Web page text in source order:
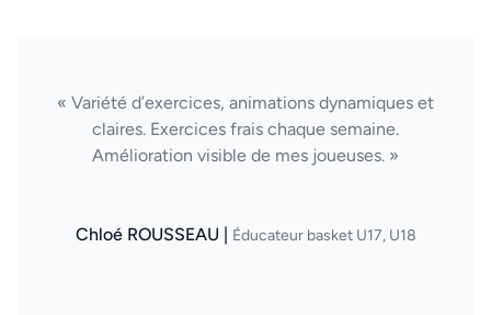
« Variété d’exercices, animations dynamiques et
claires. Exercices frais chaque semaine.
Amélioration visible de mes joueuses. »
Chloé ROUSSEAU | Éducateur basket U17, U18